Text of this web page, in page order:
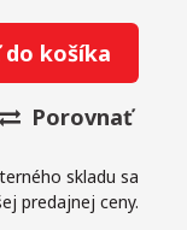
do košíka
Porovnať
skladu sa
predajnej ceny.